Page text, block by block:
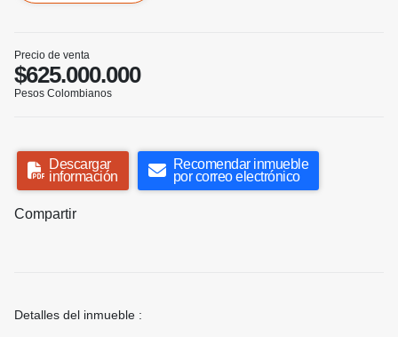
Precio de venta
$625.000.000
Pesos Colombianos
Descargar
información
Recomendar inmueble
por correo electrónico
Compartir
Detalles del inmueble :